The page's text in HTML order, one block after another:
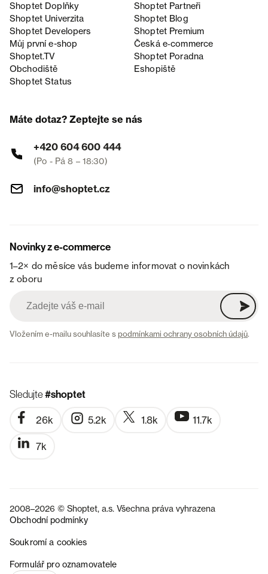
Shoptet Doplňky
Shoptet Partneři
Shoptet Univerzita
Shoptet Blog
Shoptet Developers
Shoptet Premium
Můj první e-shop
Česká e‑commerce
Shoptet.TV
Shoptet Poradna
Obchodiště
Eshopiště
Shoptet Status
Máte dotaz? Zeptejte se nás
+420 604 600 444
(Po - Pá 8 – 18:30)
info@shoptet.cz
Novinky z e-commerce
1–2× do měsíce vás budeme informovat o novinkách
z oboru
Vložením e-mailu souhlasíte spodmínkami ochrany osobních údajů.
Sledujte#shoptet
26k 5.2k 1.8k 11.7k
7k
2008–2026 © Shoptet, a.s. Všechna práva vyhrazena
Obchodní podmínky
Soukromí a cookies
Formulář pro oznamovatele